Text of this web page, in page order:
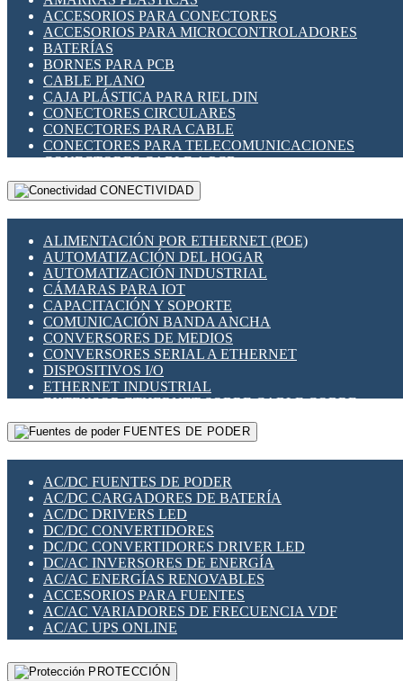
INDICADORES PARA PANEL
INTERFACES DE RELÉ
INTERRUPTORES FIN DE CARRERA
LLAVES CONMUTADORAS
MEDIDORES DE ENERGÍA Y TC'S DE CORRIENTE
MOTORES PASO A PASO
PANTALLAS HMI
PLC -CONTROLADORES LÓGICO PROGRAMABLES
PROGRAMADORES DE HORARIO
RELÉS DE PROTECCIÓN
SENSORES CAPACITIVOS
SENSORES INDUCTIVOS
TEMPORIZADORES
VARIACS
VARIADORES DE FRECUENCIA [VDF]
SECCIONADORES - INTERRUPTORES
MAQUINARIA
ACCESORIOS PARA CONECTORES
ACCESORIOS PARA MICROCONTROLADORES
BATERÍAS
BORNES PARA PCB
CABLE PLANO
CAJA PLÁSTICA PARA RIEL DIN
CONECTORES CIRCULARES
CONECTORES PARA CABLE
CONECTORES PARA TELECOMUNICACIONES
CONECTORES CABLE A PCB
CONECTORES PCB A CABLE
DIP SWITCHES
HERRAMIENTAS VARIAS
ILUMINACIÓN LED
INTERRUPTORES REED
INTERFACES DE RELÉ
OTROS RELÉS
PROTECCIÓN TÉRMICA
RELÉS AUTOMOTRICES
RELÉS DE SEÑAL
RELÉS DE ESTADO SÓLIDO SSR
RELÉS INDUSTRIALES
RELÉS MINIATURA DE POTENCIA
SENSORES MAGNÉTICOS
SWITCH Y MICROSWITCH
TARJETAS PI
UNIÓN Y DERIVACIÓN DE CABLE
CONECTIVIDAD
ALIMENTACIÓN POR ETHERNET (POE)
AUTOMATIZACIÓN DEL HOGAR
AUTOMATIZACIÓN INDUSTRIAL
CÁMARAS PARA IOT
CAPACITACIÓN Y SOPORTE
COMUNICACIÓN BANDA ANCHA
CONVERSORES DE MEDIOS
CONVERSORES SERIAL A ETHERNET
DISPOSITIVOS I/O
ETHERNET INDUSTRIAL
EXTENSOR ETHERNET SOBRE CABLE COBRE
GATEWAY LORAWAN
GESTIÓN DE REDES
PLACAS MODULARES IOT
SWITCHES Y REDES WIFI
SOLUCIONES IOT
SOLUCIONES LORAWAN
SOLUCIONES RED CELULAR
SEGURIDAD PARA REDES
SWITCHES LAN
TELEFONÍA IP (VOIP)
VIGILANCIA IP (CCTV)
MESHTASTIC
FUENTES DE PODER
AC/DC FUENTES DE PODER
AC/DC CARGADORES DE BATERÍA
AC/DC DRIVERS LED
DC/DC CONVERTIDORES
DC/DC CONVERTIDORES DRIVER LED
DC/AC INVERSORES DE ENERGÍA
AC/AC ENERGÍAS RENOVABLES
ACCESORIOS PARA FUENTES
AC/AC VARIADORES DE FRECUENCIA VDF
AC/AC UPS ONLINE
PROTECCIÓN